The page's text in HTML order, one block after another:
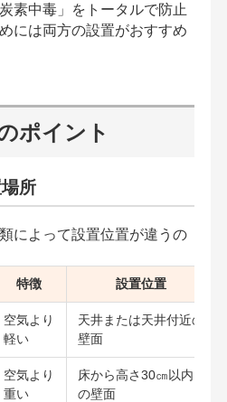
素中毒」をトータルで防止
には両方の設置がおすすめ
ポイント
所
によって設置位置が違うの
特徴 設置位置
空気より
軽い
天井または天井付近の
壁面
空気より
重い
床から高さ30㎝以内
の壁面